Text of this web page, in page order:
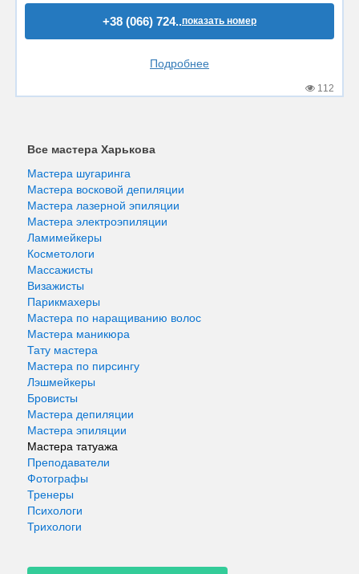
+38 (066) 724..показать номер
Подробнее
112
Все мастера Харькова
Мастера шугаринга
Мастера восковой депиляции
Мастера лазерной эпиляции
Мастера электроэпиляции
Ламимейкеры
Косметологи
Массажисты
Визажисты
Парикмахеры
Мастера по наращиванию волос
Мастера маникюра
Тату мастера
Мастера по пирсингу
Лэшмейкеры
Бровисты
Мастера депиляции
Мастера эпиляции
Мастера татуажа
Преподаватели
Фотографы
Тренеры
Психологи
Трихологи